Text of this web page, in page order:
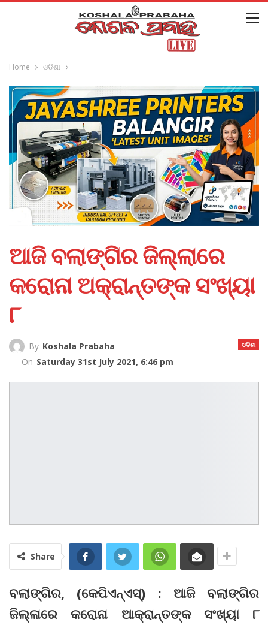
Home ଓଡିଶା
ଆଜି ବଲାଙ୍ଗିର ଜିଲ୍ଲାରେ
କରୋନା ଅକ୍ରାନ୍ତଙ୍କ ସଂଖ୍ୟା
୮
ଓଡିଶା
By Koshala Prabaha
On Saturday 31st July 2021, 6:46 pm
Share
ବଲାଙ୍ଗିର, (କେପିଏନ୍‌ଏସ୍‌) : ଆଜି ବଲାଙ୍ଗିର
ଜିଲ୍ଳାରେ କରୋନା ଆକ୍ରାନ୍ତଙ୍କ ସଂଖ୍ୟା ୮